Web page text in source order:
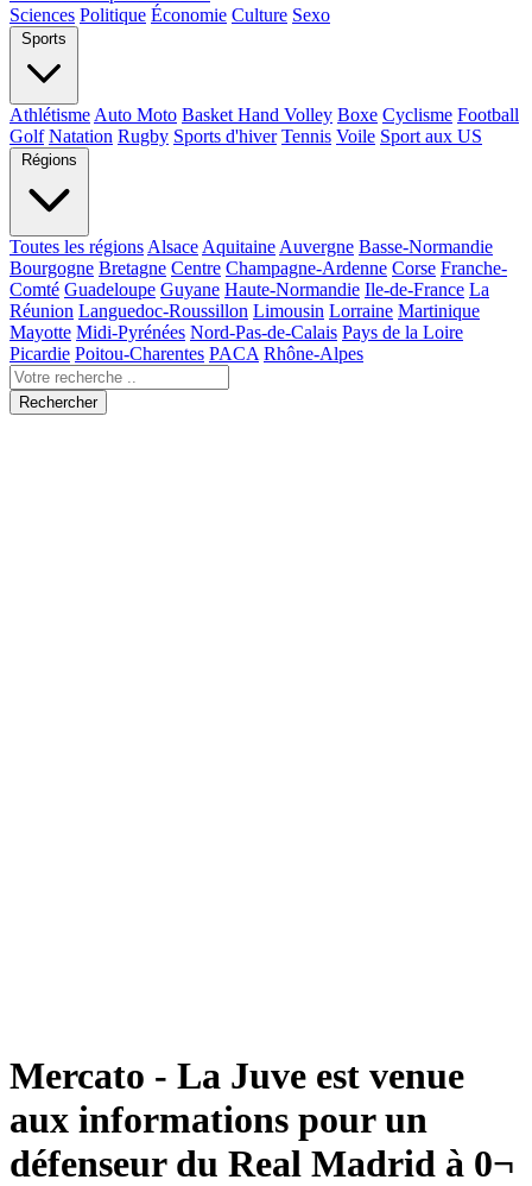
Sciences Politique Économie Culture Sexo
Sports
Athlétisme Auto Moto Basket Hand Volley Boxe Cyclisme Football
Golf Natation Rugby Sports d'hiver Tennis Voile Sport aux US
Régions
Toutes les régions Alsace Aquitaine Auvergne Basse-Normandie
Bourgogne Bretagne Centre Champagne-Ardenne Corse Franche-
Comté Guadeloupe Guyane Haute-Normandie Ile-de-France La
Réunion Languedoc-Roussillon Limousin Lorraine Martinique
Mayotte Midi-Pyrénées Nord-Pas-de-Calais Pays de la Loire
Picardie Poitou-Charentes PACA Rhône-Alpes
Rechercher
Mercato - La Juve est venue
aux informations pour un
défenseur du Real Madrid à 0¬